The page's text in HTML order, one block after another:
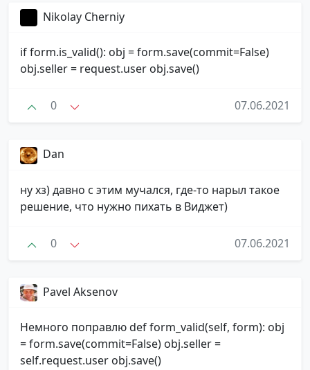
Nikolay Cherniy
if form.is_valid(): obj = form.save(commit=False)
obj.seller = request.user obj.save()
0 07.06.2021
Dan
ну хз) давно с этим мучался, где-то нарыл такое
решение, что нужно пихать в Виджет)
0 07.06.2021
Pavel Aksenov
Немного поправлю def form_valid(self, form): obj
= form.save(commit=False) obj.seller =
self.request.user obj.save()